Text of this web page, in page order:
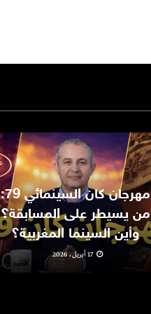
مهرجان كان السينمائي 79:
من يسيطر على المسابقة؟
وأين السينما المغربية؟
17 أبريل، 2026